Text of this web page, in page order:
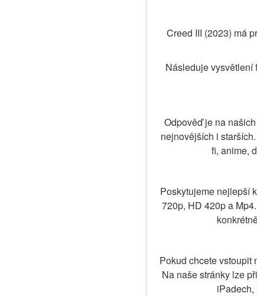
Creed III (2023) má
Následuje vysvětlení
Odpověď je na
nejnovějších i
fi, anime,
Poskytujeme nejlepší
720p, HD 420p a
Pokud chcete vstoupit
Na naše stránky lze
iPadech,